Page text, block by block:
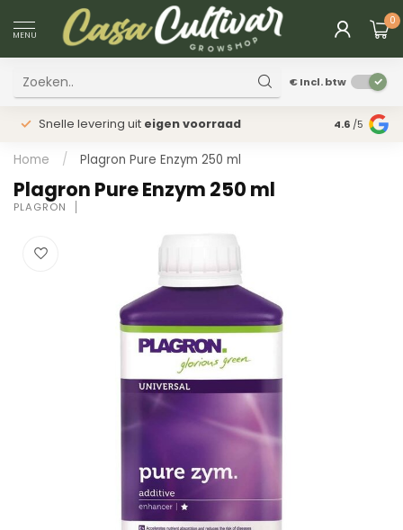
MENU
0
€Incl. btw
Snelle levering uit eigen voorraad Fysieke
4.6 /5
Home / Plagron Pure Enzym 250 ml
Plagron Pure Enzym 250 ml
PLAGRON